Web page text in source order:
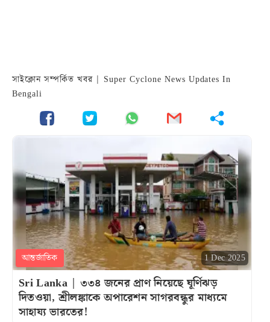
সাইক্লোন সম্পর্কিত খবর | Super Cyclone News Updates In
Bengali
আন্তর্জাতিক 1 Dec 2025
Sri Lanka | ৩৩৪ জনের প্রাণ নিয়েছে ঘূর্ণিঝড়
দিতওয়া, শ্রীলঙ্কাকে অপারেশন সাগরবন্ধুর মাধ্যমে
সাহায্য ভারতের!